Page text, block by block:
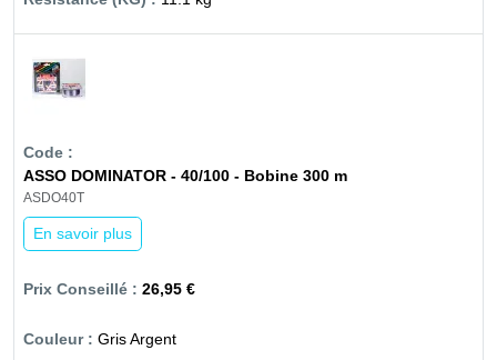
ASSO DOMINATOR - 40/100 - Bobine 300 m
ASDO40T
En savoir plus
26,95 €
Gris Argent